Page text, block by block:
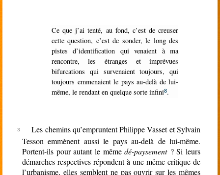
Ce que j’ai tenté, au fond, c’est de creuser
cette question, c’est de sonder, le long des
pistes d’identification qui venaient à ma
rencontre, les étranges et imprévues
bifurcations qui survenaient toujours, qui
toujours emmenaient le pays au-delà de lui-
même, le rendant en quelque sorte infini8.
Les chemins qu’empruntent Philippe Vasset et Sylvain
Tesson emmènent aussi le pays au-delà de lui-même.
Portent-ils pour autant le mêmedé-paysement? Si leurs
démarches respectives répondent à une même critique de
l’urbanisme, elles semblent ne pas ouvrir sur les mêmes